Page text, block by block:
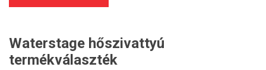
Waterstage hőszivattyú
termékválaszték